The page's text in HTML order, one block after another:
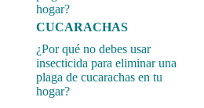
CUCARACHAS
¿Por qué no debes usar
insecticida para eliminar una
plaga de cucarachas en tu
hogar?